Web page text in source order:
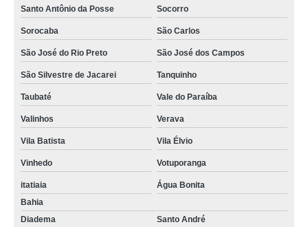
Santo Antônio da Posse Socorro
Sorocaba São Carlos
São José do Rio Preto São José dos Campos
São Silvestre de Jacarei Tanquinho
Taubaté Vale do Paraíba
Valinhos Verava
Vila Batista Vila Élvio
Vinhedo Votuporanga
itatiaia
Água Bonita
Bahia
Diadema
Santo André